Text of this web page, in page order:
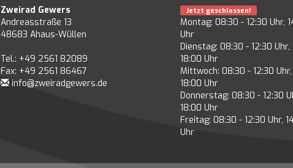
Zweirad Gewers
Andreasstraße 13
48683 Ahaus-Wüllen
Tel.: +49 2561 82089
Fax: +49 2561 86467
info@zweiradgewers.de
Jetzt geschlossen!
Montag: 08:30 - 12:30 Uhr,
Uhr
Dienstag: 08:30 - 12:30 Uhr,
18:00 Uhr
Mittwoch: 08:30 - 12:30
18:00 Uhr
Donnerstag: 08:30 - 12:30
18:00 Uhr
Freitag: 08:30 - 12:30 Uhr,
Uhr